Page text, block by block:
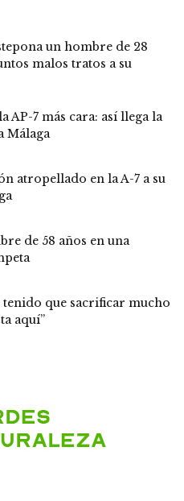
un hombre de 28
malos tratos a su
AP-7 más cara: así llega la
Málaga
atropellado en la A-7 a su
de 58 años en una
tenido que sacrificar mucho
aquí”